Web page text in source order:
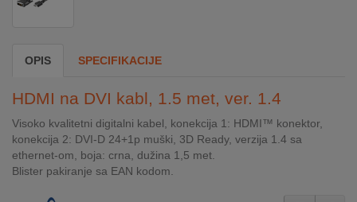
&
GAME
INTERNO
OPIS SPECIFIKACIJE
HDMI na DVI kabl, 1.5 met, ver. 1.4
Visoko kvalitetni digitalni kabel, konekcija 1: HDMI™ konektor,
konekcija 2: DVI-D 24+1p muški, 3D Ready, verzija 1.4 sa
ethernet-om, boja: crna, dužina 1,5 met.
Blister pakiranje sa EAN kodom.